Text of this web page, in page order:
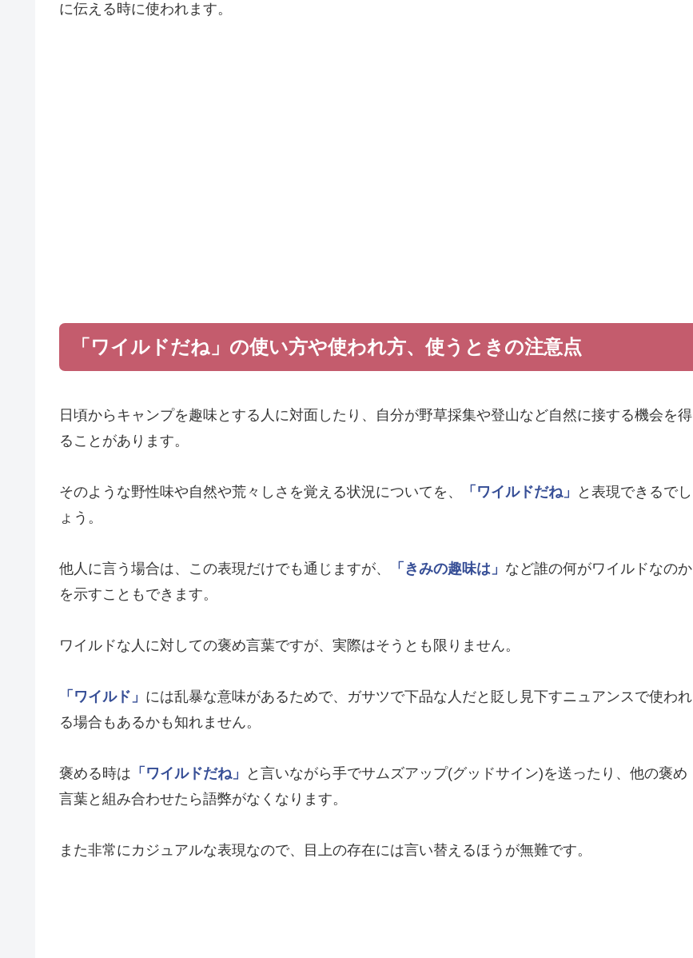
に伝える時に使われます。
「ワイルドだね」の使い方や使われ方、使うときの注意点
日頃からキャンプを趣味とする人に対面したり、自分が野草採集や登山など自然に接する機会を得
ることがあります。
そのような野性味や自然や荒々しさを覚える状況についてを、 「ワイルドだね」
と表現できるでし
ょう。
他人に言う場合は、この表現だけでも通じますが、 「きみの趣味は」 など誰の何がワイルドなのか
を示すこともできます。
ワイルドな人に対しての褒め言葉ですが、実際はそうとも限りません。
「ワイルド」 には乱暴な意味があるためで、ガサツで下品な人だと貶し見下すニュアンスで使われ
る場合もあるかも知れません。
褒める時は 「ワイルドだね」
と言いながら手でサムズアップ(グッドサイン)を送ったり、他の褒め
言葉と組み合わせたら語弊がなくなります。
また非常にカジュアルな表現なので、目上の存在には言い替えるほうが無難です。